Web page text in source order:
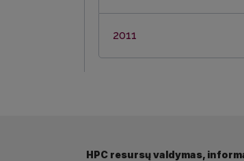
2011
HPC resursų valdymas,